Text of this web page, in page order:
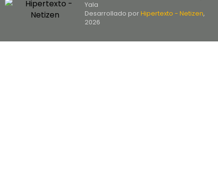
Yala
Desarrollado porHipertexto - Netizen,
2026